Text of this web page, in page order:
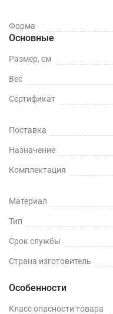
Форма
Основные
Размер, см
Вес
Сертификат
Поставка
Назначение
Комплектация
Материал
Тип
Срок службы
Страна изготовитель
Особенности
Класс опасности товара